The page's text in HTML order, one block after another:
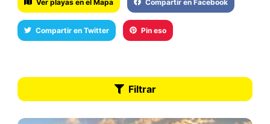
Ver playas en el Mapa Compartir en Facebook
Compartir en Twitter Pin eso
Filtrar